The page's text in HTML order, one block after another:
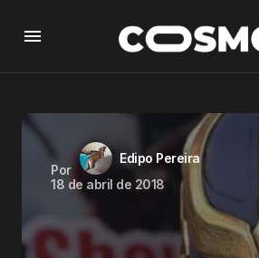
Por
Edipo Pereira
18 de abril de 2018